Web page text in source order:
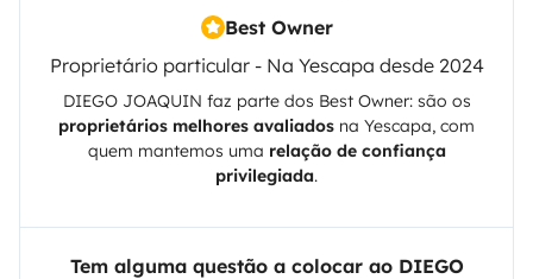
Best Owner
Proprietário particular - Na Yescapa desde 2024
DIEGO JOAQUIN faz parte dos Best Owner: são os
proprietários melhores avaliados na Yescapa, com
quem mantemos uma relação de confiança
privilegiada.
Tem alguma questão a colocar ao DIEGO